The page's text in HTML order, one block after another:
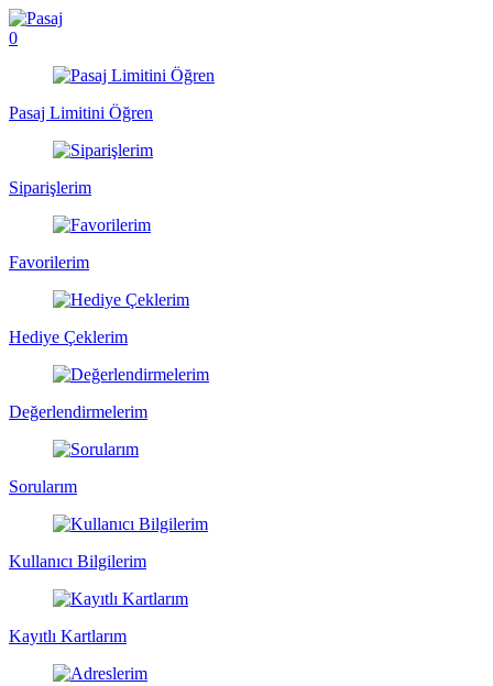
0
Pasaj Limitini Öğren
Siparişlerim
Favorilerim
Hediye Çeklerim
Değerlendirmelerim
Sorularım
Kullanıcı Bilgilerim
Kayıtlı Kartlarım